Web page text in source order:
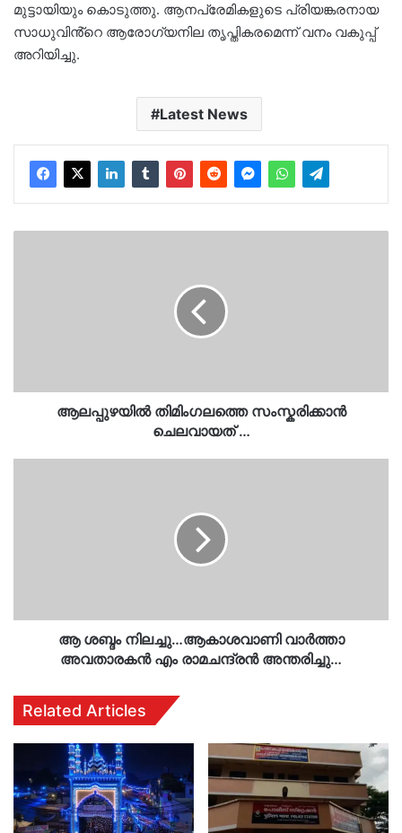
മുട്ടായിയും കൊടുത്തു. ആനപ്രേമികളുടെ പ്രിയങ്കരനായ
സാധുവിൻ്റെ ആരോഗ്യനില തൃപ്തികരമെന്ന് വനം വകുപ്പ്
അറിയിച്ചു.
Latest News
ആലപ്പുഴയിൽ തിമിംഗലത്തെ സംസ്കരിക്കാൻ
ചെലവായത് …
അന്തരിച്ചു…
ആ ശബ്ദം നിലച്ചു…ആകാശവാണി വാര്‍ത്താ
അവതാരകന്‍ എം രാമചന്ദ്രന്‍ അന്തരിച്ചു…
Related Articles